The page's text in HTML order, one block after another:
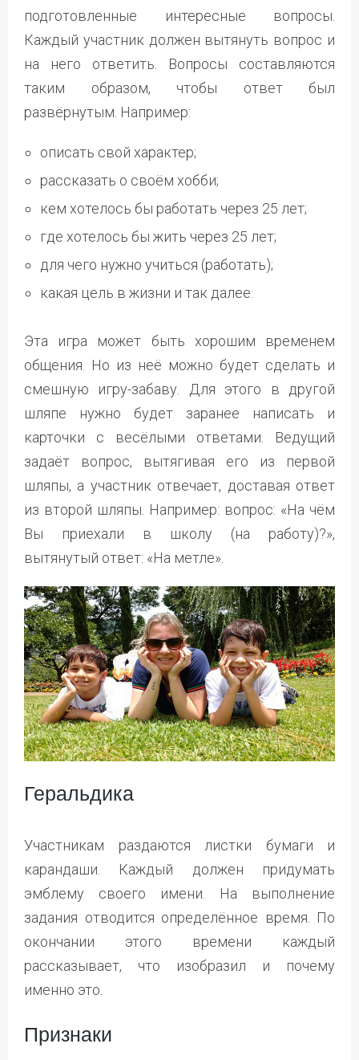
подготовленные интересные вопросы.
Каждый участник должен вытянуть вопрос и
на него ответить. Вопросы составляются
таким образом, чтобы ответ был
развёрнутым. Например:
описать свой характер;
рассказать о своём хобби;
кем хотелось бы работать через 25 лет;
где хотелось бы жить через 25 лет;
для чего нужно учиться (работать);
какая цель в жизни и так далее.
Эта игра может быть хорошим временем
общения. Но из неё можно будет сделать и
смешную игру-забаву. Для этого в другой
шляпе нужно будет заранее написать и
карточки с весёлыми ответами. Ведущий
задаёт вопрос, вытягивая его из первой
шляпы, а участник отвечает, доставая ответ
из второй шляпы. Например: вопрос: «На чём
Вы приехали в школу (на работу)?»,
вытянутый ответ: «На метле».
Геральдика
Участникам раздаются листки бумаги и
карандаши. Каждый должен придумать
эмблему своего имени. На выполнение
задания отводится определённое время. По
окончании этого времени каждый
рассказывает, что изобразил и почему
именно это.
Признаки